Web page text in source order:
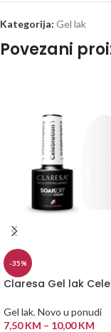
Kategorija: Gel lak
Povezani
-35%
Claresa Gel lak
Gel lak, Novo u ponudi
7,50KM – 10,00KM